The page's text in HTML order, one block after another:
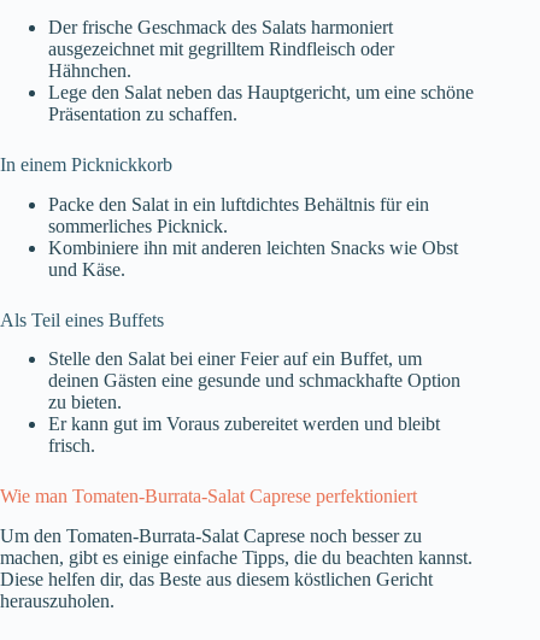
Der frische Geschmack des Salats harmoniert
ausgezeichnet mit gegrilltem Rindfleisch oder
Hähnchen.
Lege den Salat neben das Hauptgericht, um eine schöne
Präsentation zu schaffen.
In einem Picknickkorb
Packe den Salat in ein luftdichtes Behältnis für ein
sommerliches Picknick.
Kombiniere ihn mit anderen leichten Snacks wie Obst
und Käse.
Als Teil eines Buffets
Stelle den Salat bei einer Feier auf ein Buffet, um
deinen Gästen eine gesunde und schmackhafte Option
zu bieten.
Er kann gut im Voraus zubereitet werden und bleibt
frisch.
Wie man Tomaten-Burrata-Salat Caprese perfektioniert
Um den Tomaten-Burrata-Salat Caprese noch besser zu
machen, gibt es einige einfache Tipps, die du beachten kannst.
Diese helfen dir, das Beste aus diesem köstlichen Gericht
herauszuholen.